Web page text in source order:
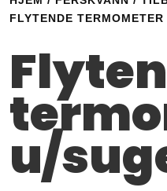
FLYTENDE
u/